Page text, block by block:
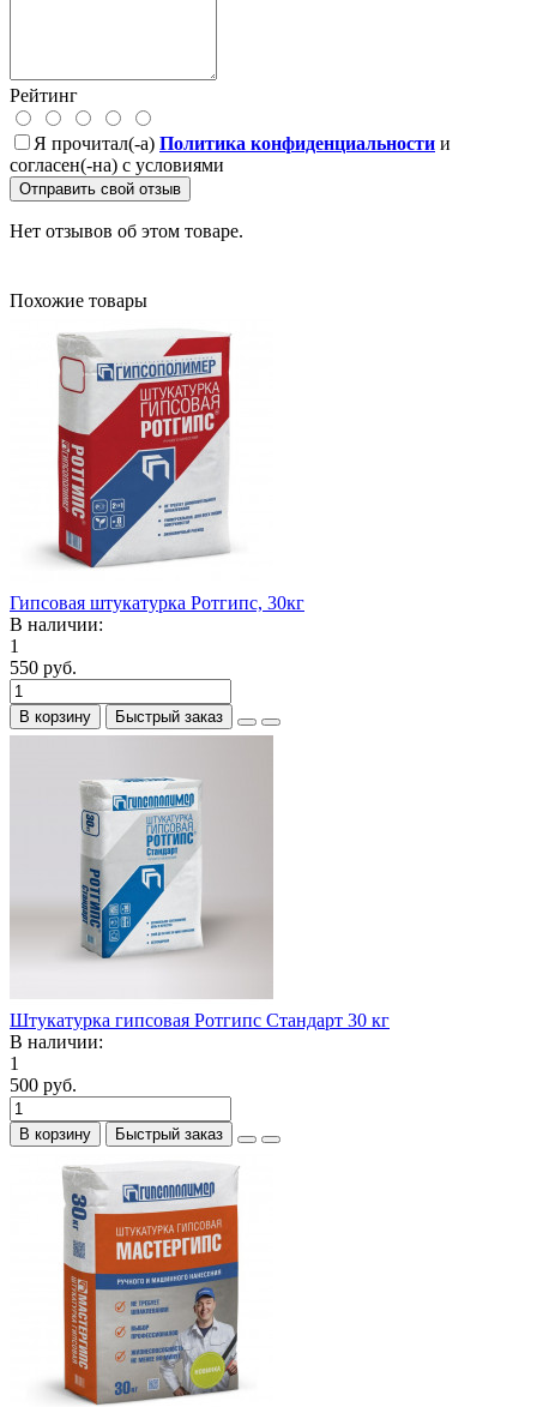
Рейтинг
Я прочитал(-а) Политика конфиденциальности и
согласен(-на) с условиями
Отправить свой отзыв
Нет отзывов об этом товаре.
Похожие товары
Гипсовая штукатурка Ротгипс, 30кг
В наличии:
1
550 руб.
В корзину Быстрый заказ
Штукатурка гипсовая Ротгипс Стандарт 30 кг
В наличии:
1
500 руб.
В корзину Быстрый заказ